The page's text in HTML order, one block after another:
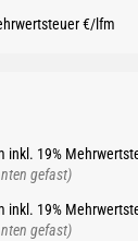
€/lfm
inkl. 19%
gefast)
inkl. 19%
gefast)